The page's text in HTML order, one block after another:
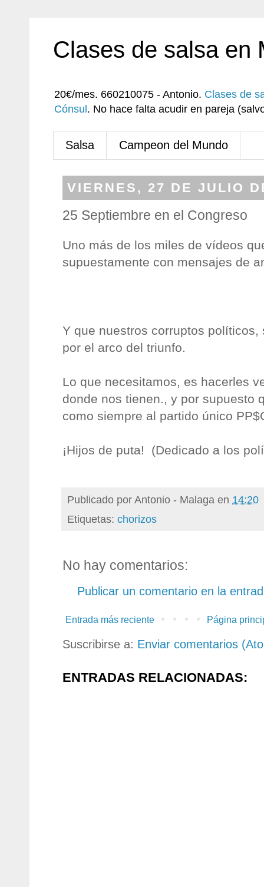
Clases de salsa en
20€/mes. 660210075 - Antonio. Clases de
Cónsul . No hace falta acudir en pareja
Salsa Campeon del Mundo
VIERNES, 27 DE JULIO
25 Septiembre en el Congreso
Uno más de los miles de vídeos
supuestamente con mensajes de
Y que nuestros corruptos políticos,
por el arco del triunfo.
Lo que necesitamos, es hacerles
donde nos tienen., y por supuesto
como siempre al partido único
¡Hijos de puta! (Dedicado a los
Publicado porAntonio - Malaga en 14:20
Etiquetas: chorizos
No hay comentarios:
Publicar un comentario en la
Entrada más reciente Página
Suscribirse a: Enviar comentarios
ENTRADAS RELACIONADAS: